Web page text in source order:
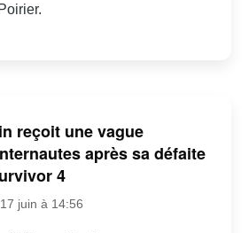
reçoit une vague
après sa défaite
4
juin à 14:56